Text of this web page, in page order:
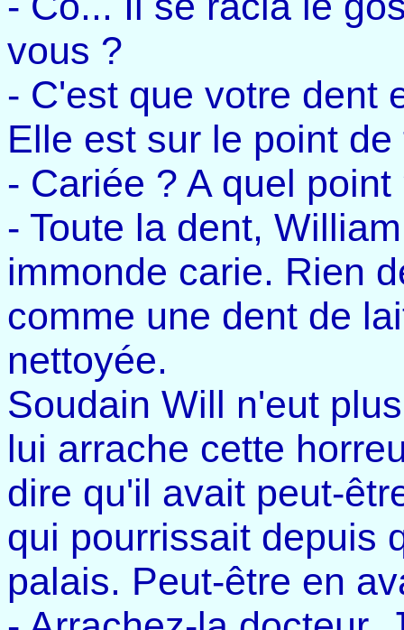
vous ?
- C'est que votre dent
Elle est sur le point de
- Cariée ? A quel point
- Toute la dent,
immonde carie. Rien
comme une dent de
nettoyée.
Soudain Will n'eut
lui arrache cette
dire qu'il avait peut-
qui pourrissait depuis
palais. Peut-être en